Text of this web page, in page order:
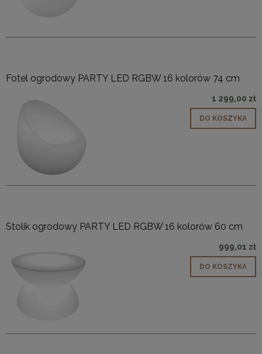
Fotel ogrodowy PARTY LED RGBW 16 kolorów 74 cm
1 299,00 zł
DO KOSZYKA
Stolik ogrodowy PARTY LED RGBW 16 kolorów 60 cm
999,01 zł
DO KOSZYKA